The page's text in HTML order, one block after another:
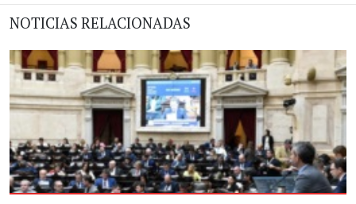
NOTICIAS RELACIONADAS